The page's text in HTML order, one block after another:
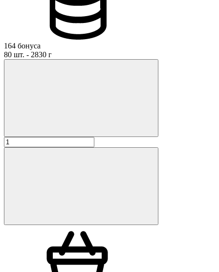
Оставить отзыв
164 бонуса
80 шт. - 2830 г